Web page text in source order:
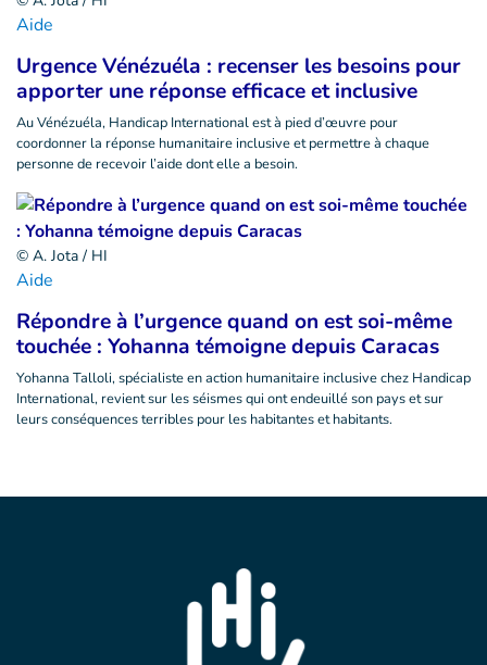
Aide
Urgence Vénézuéla : recenser les besoins pour
apporter une réponse efficace et inclusive
Au Vénézuéla, Handicap International est à pied d’œuvre pour
coordonner la réponse humanitaire inclusive et permettre à chaque
personne de recevoir l’aide dont elle a besoin.
© A. Jota / HI
Aide
Répondre à l’urgence quand on est soi-même
touchée : Yohanna témoigne depuis Caracas
Yohanna Talloli, spécialiste en action humanitaire inclusive chez Handicap
International, revient sur les séismes qui ont endeuillé son pays et sur
leurs conséquences terribles pour les habitantes et habitants.